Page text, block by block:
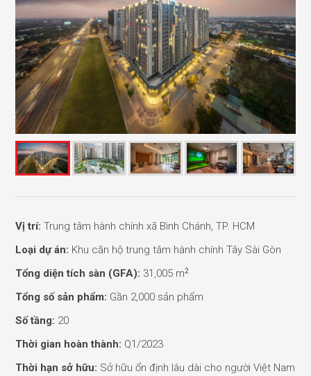
Vị trí: Trung tâm hành chính xã Bình Chánh, TP. HCM
Loại dự án: Khu căn hộ trung tâm hành chính Tây Sài Gòn
Tổng diện tích sàn (GFA): 31,005 m2
Tổng số sản phẩm: Gần 2,000 sản phẩm
Số tầng: 20
Thời gian hoàn thành: Q1/2023
Thời hạn sở hữu: Sở hữu ổn định lâu dài cho người Việt Nam